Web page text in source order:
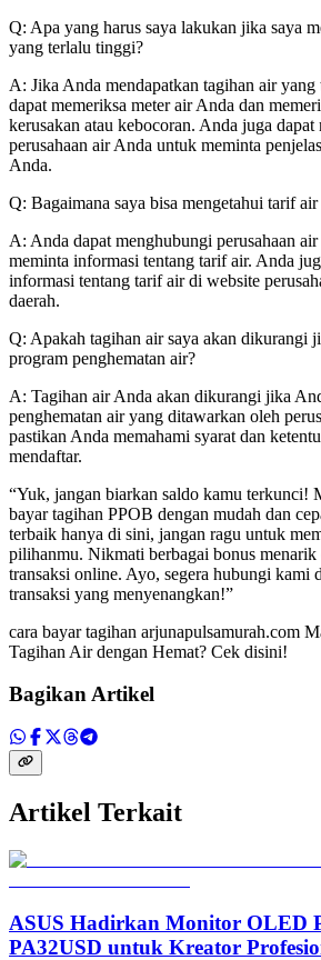
Q: Apa yang harus saya lakukan jika saya
yang terlalu tinggi?
A: Jika Anda mendapatkan tagihan air
dapat memeriksa meter air Anda dan
kerusakan atau kebocoran. Anda juga dapat
perusahaan air Anda untuk meminta
Anda.
Q: Bagaimana saya bisa mengetahui tarif air
A: Anda dapat menghubungi perusahaan
meminta informasi tentang tarif air. Anda
informasi tentang tarif air di website
daerah.
Q: Apakah tagihan air saya akan dikurangi
program penghematan air?
A: Tagihan air Anda akan dikurangi jika
penghematan air yang ditawarkan oleh
pastikan Anda memahami syarat dan
mendaftar.
“Yuk, jangan biarkan saldo kamu terkunci!
bayar tagihan PPOB dengan mudah dan
terbaik hanya di sini, jangan ragu untuk
pilihanmu. Nikmati berbagai bonus menarik
transaksi online. Ayo, segera hubungi kami
transaksi yang menyenangkan!”
cara bayar tagihan arjunapulsamurah.com
Tagihan Air dengan Hemat? Cek disini!
Bagikan Artikel
Artikel Terkait
ASUS Hadirkan Monitor OLED
PA32USD untuk Kreator